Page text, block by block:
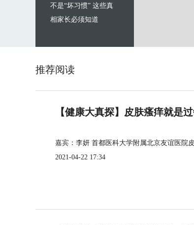
不是“坏习惯” 这些真
相家长必须知道
推荐阅读
【健康大真探】皮肤瘙痒就是
嘉宾：李妍 首都医科大学附属北京友谊医院
2021-04-22 17:34